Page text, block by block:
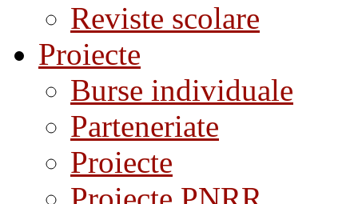
Reviste scolare
Proiecte
Burse individuale
Parteneriate
Proiecte